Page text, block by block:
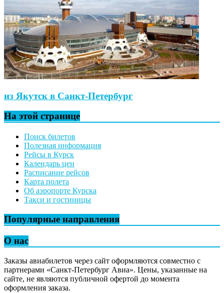
из Якутск в Санкт-Петербург
На этой странице
Поиск билетов
Полезная информация
Рейсы в Курск
Календарь цен
Расписание рейсов
Карта полета
Об аэропорте Курска
Такси и гостиницы
Популярные направления
О нас
Заказы авиабилетов через сайт оформляются совместно с
партнерами «Санкт-Петербург Авиа». Цены, указанные на
сайте, не являются публичной офертой до момента
оформления заказа.